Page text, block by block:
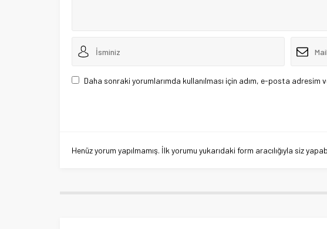
Daha sonraki yorumlarımda kullanılması için adım, e-posta adresim
Henüz yorum yapılmamış. İlk yorumu yukarıdaki form aracılığıyla siz